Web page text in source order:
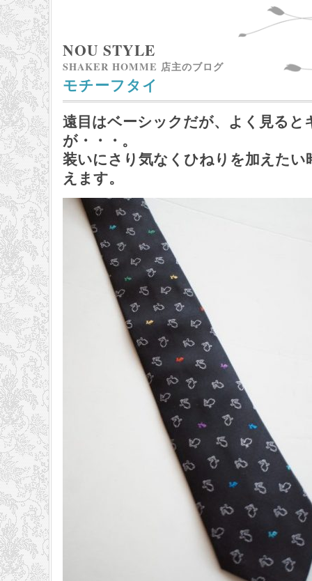
NOU STYLE
SHAKER HOMME 店主のブログ
モチーフタイ
遠目はベーシックだが、よく見る
が・・・。
装いにさり気なくひねりを加えた
えます。